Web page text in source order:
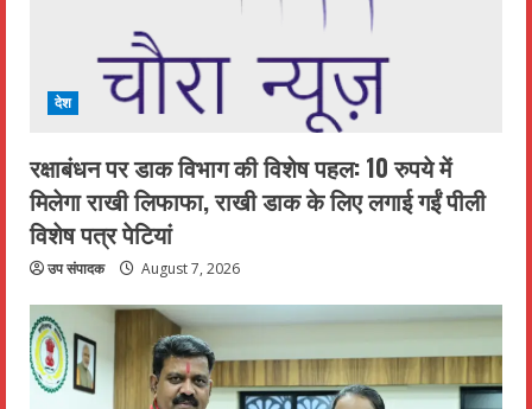
देश
रक्षाबंधन पर डाक विभाग की विशेष पहल: 10 रुपये में
मिलेगा राखी लिफाफा, राखी डाक के लिए लगाई गईं पीली
विशेष पत्र पेटियां
उप संपादक August 7, 2026